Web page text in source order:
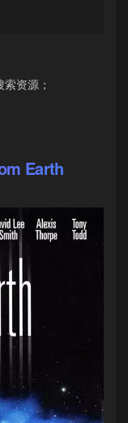
索资源；
Earth